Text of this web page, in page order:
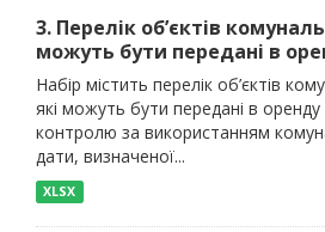
3. Перелік об’єктів
можуть бути передані в
Набір містить перелік об’єктів
які можуть бути передані в оренду
контролю за використанням
дати, визначеної...
XLSX